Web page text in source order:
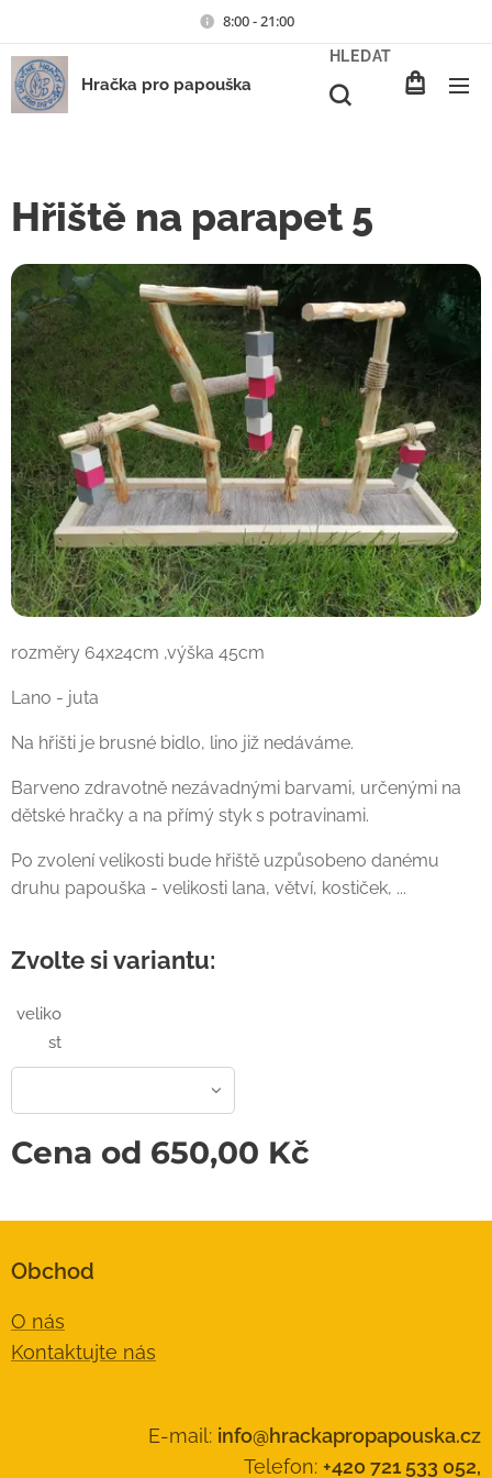
8:00 - 21:00
Hračka pro papouška
HLEDAT
Hřiště na parapet 5
rozměry 64x24cm ,výška 45cm
Lano - juta
Na hřišti je brusné bidlo, lino již nedáváme.
Barveno zdravotně nezávadnými barvami, určenými na
dětské hračky a na přímý styk s potravinami.
Po zvolení velikosti bude hřiště uzpůsobeno danému
druhu papouška - velikosti lana, větví, kostiček, ...
Zvolte si variantu:
veliko
st
Cena od 650,00 Kč
Obchod
O nás
Kontaktujte nás
E-mail: info@hrackapropapouska.cz
Telefon: +420 721 533 052,